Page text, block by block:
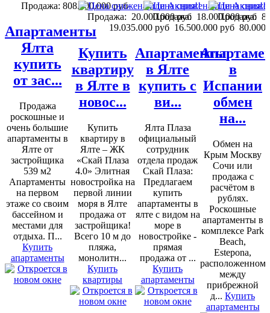
Продажа: 808.500.000 руб
Апартаменты
Ялта
купить
от зас...
Продажа
роскошные и
очень большие
апартаменты в
Ялте от
застройщика
539 м2
Апартаменты
на первом
этаже со своим
бассейном и
местами для
отдыха. П...
Купить
апартаменты
Продажа: 20.000.000 руб
19.035.000 руб
Купить
квартиру
в Ялте в
новос...
Купить
квартиру в
Ялте – ЖК
«Скай Плаза
4.0» Элитная
новостройка на
первой линии
моря в Ялте
продажа от
застройщика!
Всего 10 м до
пляжа,
монолитн...
Купить
квартиры
Продажа: 18.000.000 руб
16.500.000 руб
Апартаменты
в Ялте
купить с
ви...
Ялта Плаза
официальный
сотрудник
отдела продаж
Скай Плаза:
Предлагаем
купить
апартаменты в
ялте с видом на
море в
новостройке -
прямая
продажа от ...
Купить
апартаменты
Продажа:
в
Испании
обмен
на...
Обмен на
Крым Москву
Сочи или
продажа с
расчётом в
рублях.
Роскошные
апартаменты в
комплексе Park
Beach,
Estepona,
расположенном
между
прибрежной
д... Купить
апартаменты